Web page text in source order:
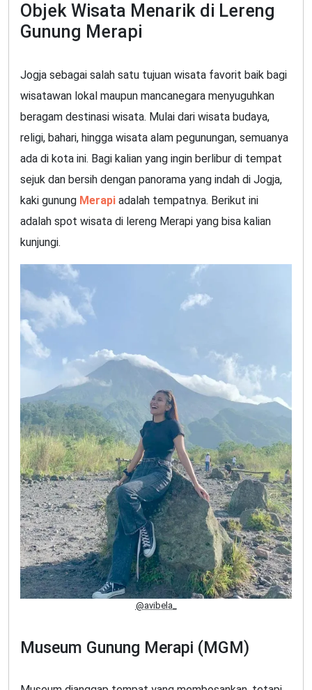
Objek Wisata Menarik di Lereng
Gunung Merapi
Jogja sebagai salah satu tujuan wisata favorit baik bagi
wisatawan lokal maupun mancanegara menyuguhkan
beragam destinasi wisata. Mulai dari wisata budaya,
religi, bahari, hingga wisata alam pegunungan, semuanya
ada di kota ini. Bagi kalian yang ingin berlibur di tempat
sejuk dan bersih dengan panorama yang indah di Jogja,
kaki gunung Merapi adalah tempatnya. Berikut ini
adalah spot wisata di lereng Merapi yang bisa kalian
kunjungi.
@avibela_
Museum Gunung Merapi (MGM)